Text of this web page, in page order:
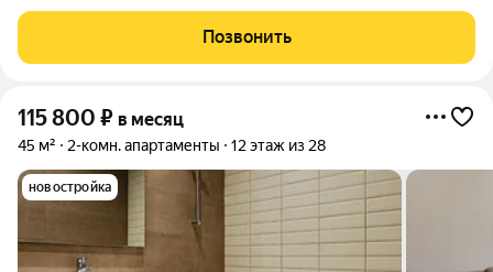
потолками площадью 45 м2, расположенная на двенадцатом
этаже нового арендного дома Матч Поинт.
Позвонить
115 800 ₽ в месяц
45 м² 2-комн. апартаменты 12 этаж из 28
новостройка